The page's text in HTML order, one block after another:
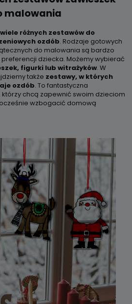
malowania
wiele różnych zestawów do
ozdób. Rodzaje gotowych
do malowania są bardzo
dziecka. Możemy wybierać
figurki lub witrażyków. W
także zestawy, w których
ozdób. To fantastyczna
chcą zapewnić swoim dzieciom
wzbogacić domową